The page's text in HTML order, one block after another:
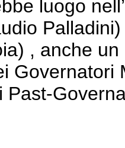
luogo
, anche un
Governatori